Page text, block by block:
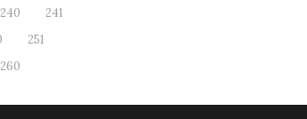
240
241
251
260